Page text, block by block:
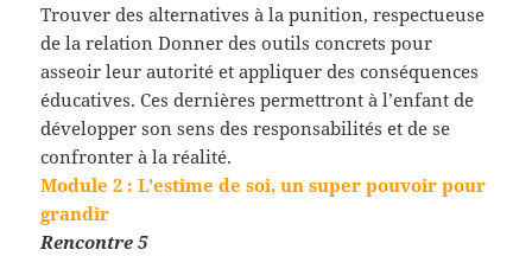
Trouver des alternatives à la punition, respectueuse
de la relation Donner des outils concrets pour
asseoir leur autorité et appliquer des conséquences
éducatives. Ces dernières permettront à l’enfant de
développer son sens des responsabilités et de se
confronter à la réalité.
Module 2 : L’estime de soi, un super pouvoir pour
grandir
Rencontre 5